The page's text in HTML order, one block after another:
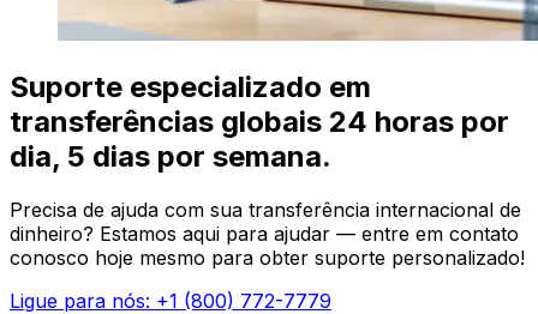
Suporte especializado em
transferências globais 24 horas por
dia, 5 dias por semana.
Precisa de ajuda com sua transferência internacional de
dinheiro? Estamos aqui para ajudar — entre em contato
conosco hoje mesmo para obter suporte personalizado!
Ligue para nós: +1 (800) 772-7779